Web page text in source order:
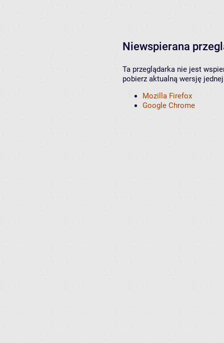
Niewspierana
Ta przeglądarka nie jest
pobierz aktualną wersję
Mozilla Firefox
Google Chrome